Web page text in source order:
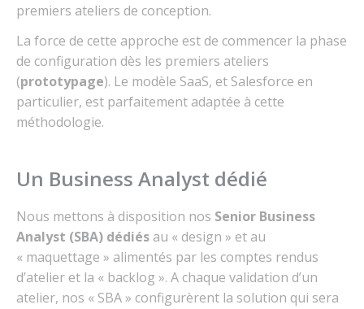
premiers ateliers de conception.
La force de cette approche est de commencer la phase
de configuration dès les premiers ateliers
(prototypage). Le modèle SaaS, et Salesforce en
particulier, est parfaitement adaptée à cette
méthodologie.
Un Business Analyst dédié
Nous mettons à disposition nos Senior Business
Analyst (SBA) dédiés au « design » et au
« maquettage » alimentés par les comptes rendus
d’atelier et la « backlog ». A chaque validation d’un
atelier, nos « SBA » configurèrent la solution qui sera